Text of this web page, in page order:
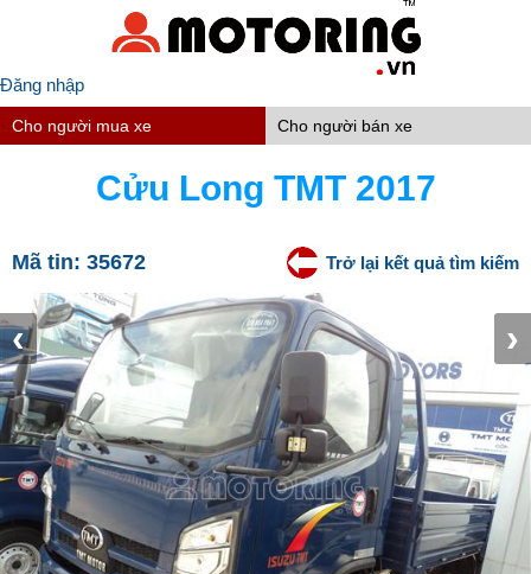
Đăng nhập
Cho người mua xe Cho người bán xe
Cửu Long TMT 2017
Mã tin: 35672 Trở lại kết quả tìm kiếm
‹ ›